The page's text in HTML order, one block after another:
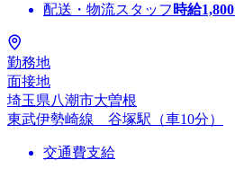
配送・物流スタッフ 時給1,800
勤務地
面接地
埼玉県八潮市大曽根
東武伊勢崎線 谷塚駅（車10分）
交通費支給